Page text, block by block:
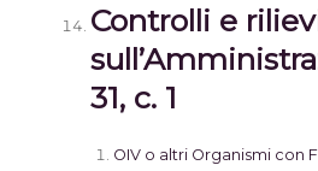
Controlli e
31, c. 1
OIV o altri Organismi con